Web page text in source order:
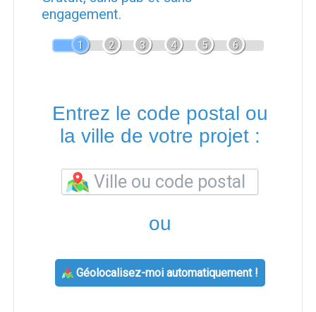
engagement.
1 2 3 4 5 6
Entrez le code postal ou
la ville de votre projet :
ou
Géolocalisez-moi automatiquement !